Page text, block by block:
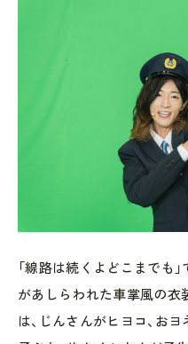
「線路は続くよどこまでも
があしらわれた車掌風の衣
は、じんさんがヒヨコ、お